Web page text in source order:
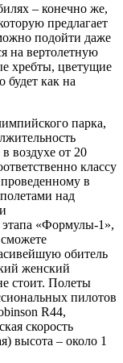
– конечно же,
предлагает
подойти даже
на вертолетную
хребты, цветущие
будет как на
парка,
воздухе от 20
классу
в
над
этапа «Формулы-1»,
обитель
женский
стоит. Полеты
пилотов
R44,
скорость
высота – около 1